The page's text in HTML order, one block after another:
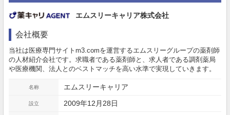
エムスリーキャリア株式会社
会社概要
当社は医療専門サイトm3.comを運営するエムスリーグループの薬剤師
の人材紹介会社です。求職者である薬剤師と、求人者である調剤薬局
や医療機関、法人とのベストマッチを高い水準で実現していきます。
名称 エムスリーキャリア
設立 2009年12月28日